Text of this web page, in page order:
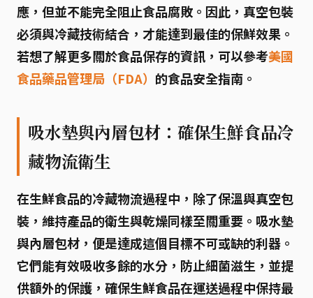
應，但並不能完全阻止食品腐敗。因此， 真空包裝
必須與冷藏技術結合 ，才能達到最佳的保鮮效果。
若想了解更多關於食品保存的資訊，可以參考美國
食品藥品管理局（FDA） 的食品安全指南。
吸水墊與內層包材：確保生鮮食品冷
藏物流衛生
在生鮮食品的冷藏物流過程中，除了保溫與真空包
裝， 維持產品的衛生與乾燥同樣至關重要。吸水墊
與內層包材，便是達成這個目標不可或缺的利器。
它們能有效吸收多餘的水分，防止細菌滋生，並提
供額外的保護，確保生鮮食品在運送過程中保持最